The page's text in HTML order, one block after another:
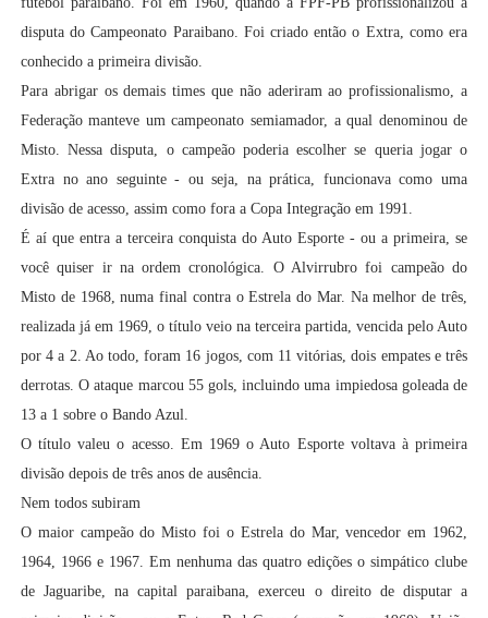
disputa do Campeonato Paraibano. Foi criado então o Extra, como era
conhecido a primeira divisão.
Para abrigar os demais times que não aderiram ao profissionalismo, a
Federação manteve um campeonato semiamador, a qual denominou de
Misto. Nessa disputa, o campeão poderia escolher se queria jogar o
Extra no ano seguinte - ou seja, na prática, funcionava como uma
divisão de acesso, assim como fora a Copa Integração em 1991.
É aí que entra a terceira conquista do Auto Esporte - ou a primeira, se
você quiser ir na ordem cronológica. O Alvirrubro foi campeão do
Misto de 1968, numa final contra o Estrela do Mar. Na melhor de três,
realizada já em 1969, o título veio na terceira partida, vencida pelo Auto
por 4 a 2. Ao todo, foram 16 jogos, com 11 vitórias, dois empates e três
derrotas. O ataque marcou 55 gols, incluindo uma impiedosa goleada de
13 a 1 sobre o Bando Azul.
O título valeu o acesso. Em 1969 o Auto Esporte voltava à primeira
divisão depois de três anos de ausência.
Nem todos subiram
O maior campeão do Misto foi o Estrela do Mar, vencedor em 1962,
1964, 1966 e 1967. Em nenhuma das quatro edições o simpático clube
de Jaguaribe, na capital paraibana, exerceu o direito de disputar a